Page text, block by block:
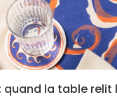
quand la table relit